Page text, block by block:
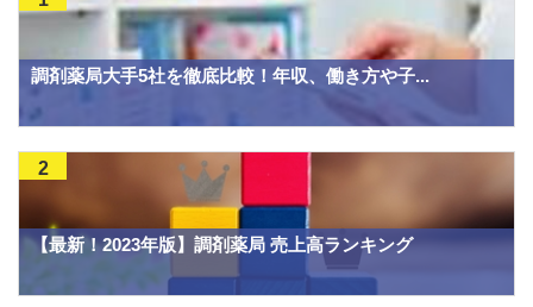
調剤薬局大手5社を徹底比較！年収、働き方や子...
【最新！2023年版】調剤薬局 売上高ランキング
2